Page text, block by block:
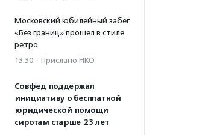
Московский юбилейный забег
«Без границ» прошел в стиле
ретро
13:30 · Прислано НКО
Совфед поддержал
инициативу о бесплатной
юридической помощи
сиротам старше 23 лет